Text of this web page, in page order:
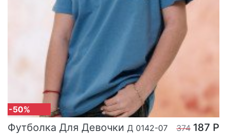
-50%
Футболка Для Девочки Д 0142-07 374 187 Р